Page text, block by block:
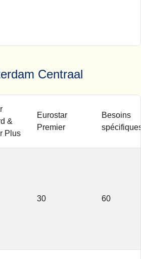
Centraal
&
Plus
Eurostar
Premier
Besoins
30 60